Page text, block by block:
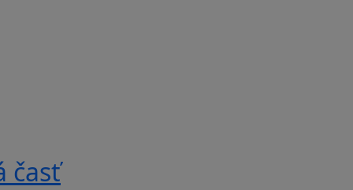
časť